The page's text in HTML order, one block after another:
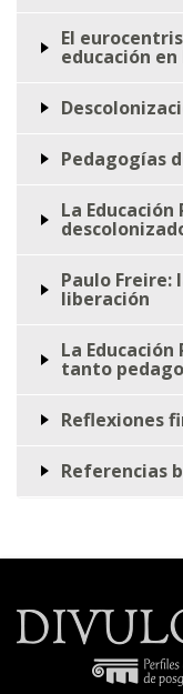
El
educación
Pedagogías
La
Paulo Freire:
liberación
La
tanto
Reflexiones
Referencias